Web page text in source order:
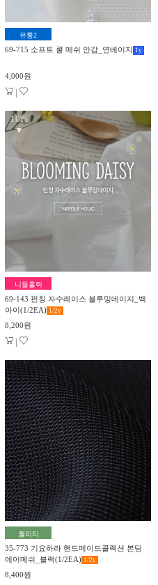
유통2
69-715 소프트 쿨 메쉬 안감_연베이지 1 y
4,000원
|
10%
▼
니들홀릭
69-143 펀칭 자수레이스 블루밍데이지_백
아이(1/2EA) 1/2y
8,200원
|
퀄리티
35-773 기요하라 핸드메이드콜렉션 본딩
에어메쉬_블랙(1/2EA) 1/2y
8,400원